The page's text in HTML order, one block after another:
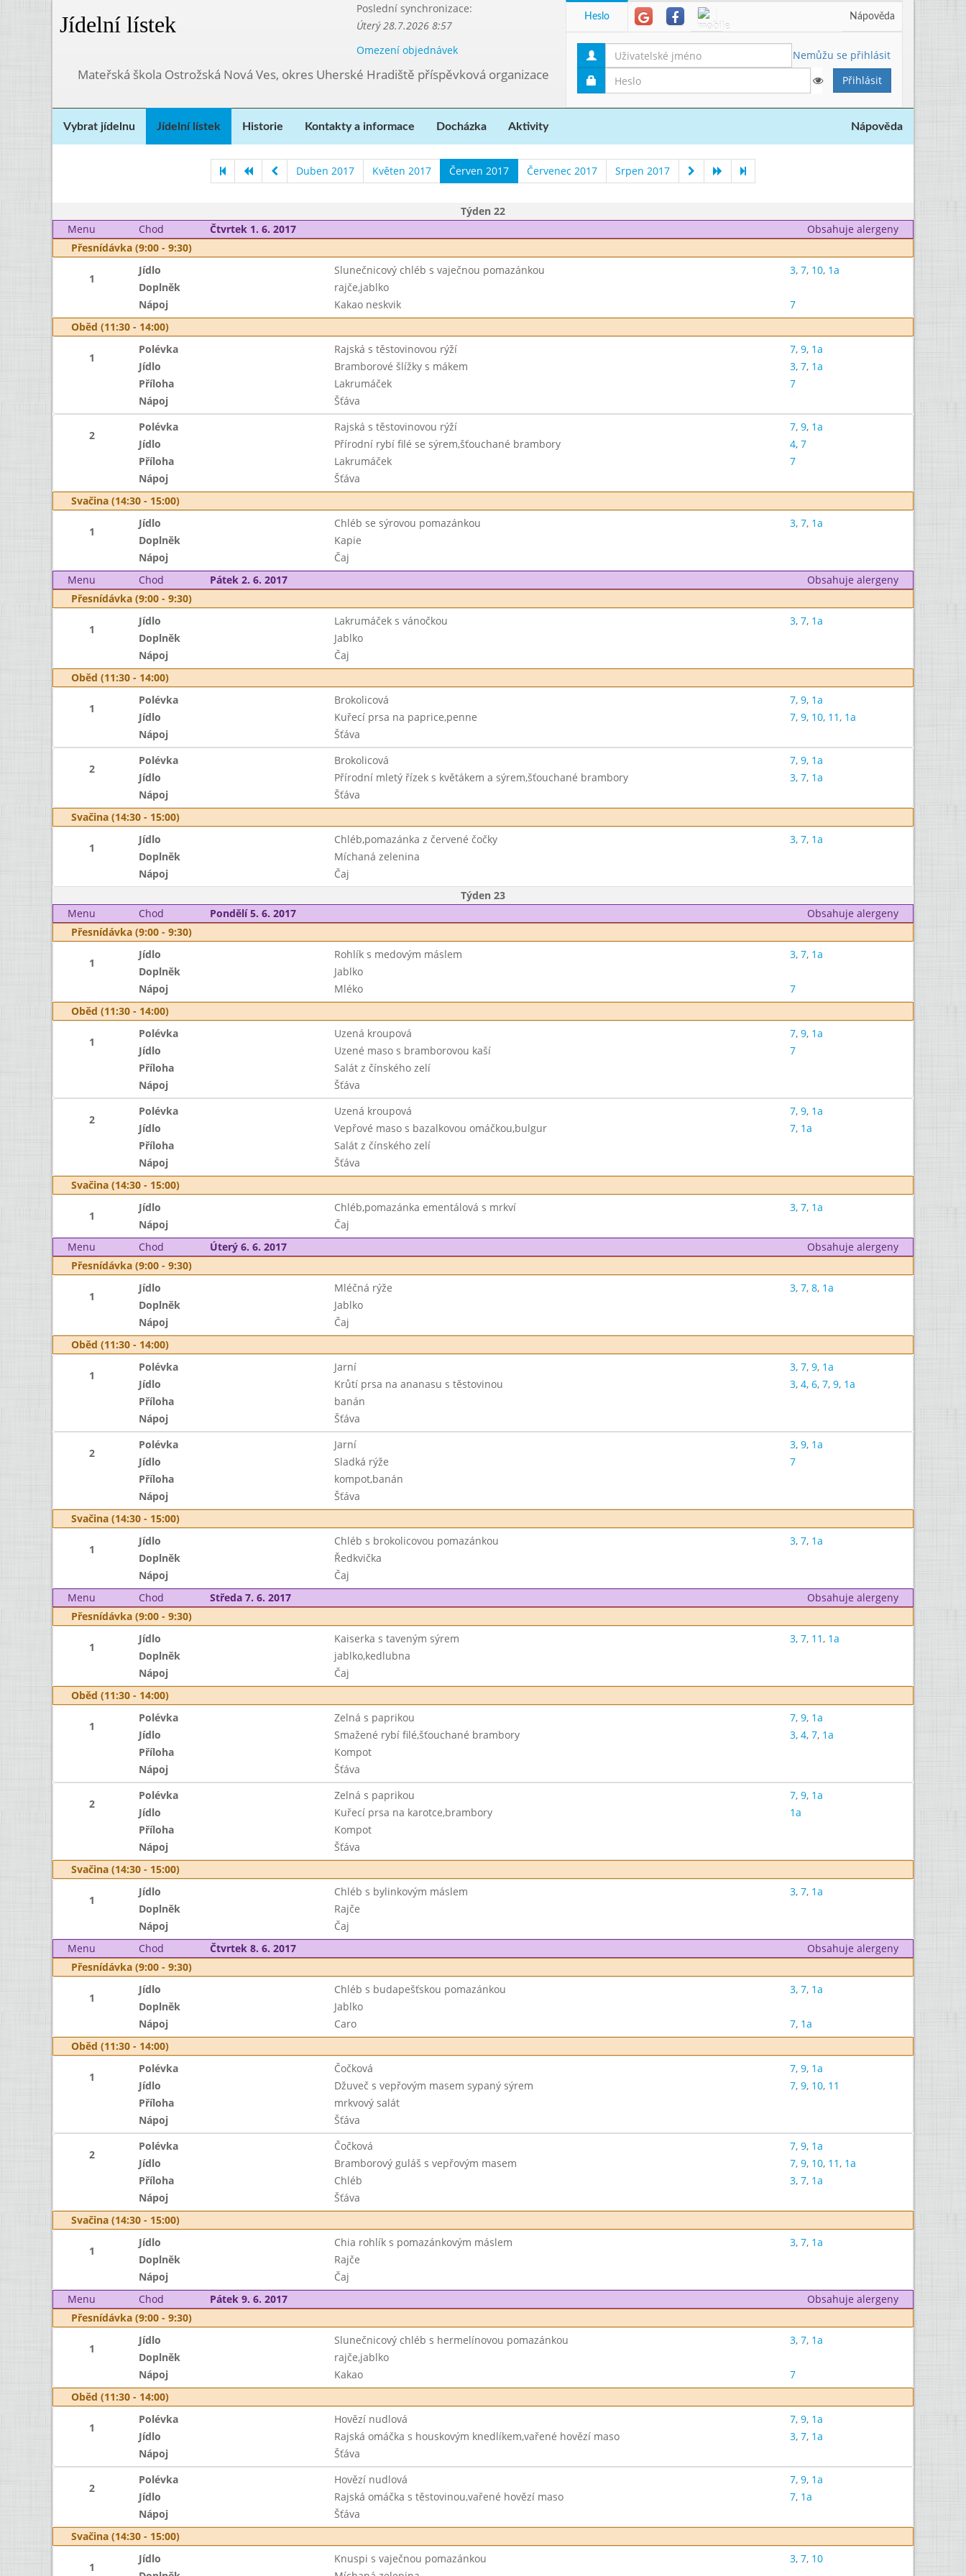
Jídelní lístek
Poslední synchronizace:
Úterý 28.7.2026 8:57
Omezení objednávek
Mateřská škola Ostrožská Nová Ves, okres Uherské Hradiště příspěvková organizace
Heslo Nápověda
Nemůžu se přihlásit
Vybrat jídelnu Jídelní lístek Historie Kontakty a informace Docházka Aktivity Nápověda
Duben 2017 Květen 2017 Červen 2017 Červenec 2017 Srpen 2017
Týden 22
Menu
Chod Čtvrtek 1. 6. 2017
Obsahuje alergeny
Přesnídávka (9:00 - 9:30)
1
Jídlo Slunečnicový chléb s vaječnou pomazánkou 3, 7, 10, 1a
Doplněk
rajče,jablko
Nápoj
Kakao neskvik
7
Oběd (11:30 - 14:00)
1
Polévka Rajská s těstovinovou rýží 7, 9, 1a
Jídlo
Bramborové šlížky s mákem 3, 7, 1a
Příloha
Lakrumáček
7
Nápoj
Šťáva
2
Polévka Rajská s těstovinovou rýží 7, 9, 1a
Jídlo
Přírodní rybí filé se sýrem,šťouchané brambory 4, 7
Příloha
Lakrumáček
7
Nápoj
Šťáva
Svačina (14:30 - 15:00)
1
Jídlo Chléb se sýrovou pomazánkou 3, 7, 1a
Doplněk
Kapie
Nápoj
Čaj
Menu
Chod Pátek 2. 6. 2017
Obsahuje alergeny
Přesnídávka (9:00 - 9:30)
1
Jídlo Lakrumáček s vánočkou 3, 7, 1a
Doplněk
Jablko
Nápoj
Čaj
Oběd (11:30 - 14:00)
1
Polévka Brokolicová 7, 9, 1a
Jídlo
Kuřecí prsa na paprice,penne 7, 9, 10, 11, 1a
Nápoj
Šťáva
2
Polévka Brokolicová 7, 9, 1a
Jídlo
Přírodní mletý řízek s květákem a sýrem,šťouchané brambory 3, 7, 1a
Nápoj
Šťáva
Svačina (14:30 - 15:00)
1
Jídlo Chléb,pomazánka z červené čočky 3, 7, 1a
Doplněk
Míchaná zelenina
Nápoj
Čaj
Týden 23
Menu
Chod Pondělí 5. 6. 2017
Obsahuje alergeny
Přesnídávka (9:00 - 9:30)
1
Jídlo Rohlík s medovým máslem 3, 7, 1a
Doplněk
Jablko
Nápoj
Mléko
7
Oběd (11:30 - 14:00)
1
Polévka Uzená kroupová 7, 9, 1a
Jídlo
Uzené maso s bramborovou kaší
7
Příloha
Salát z čínského zelí
Nápoj
Šťáva
2
Polévka Uzená kroupová 7, 9, 1a
Jídlo
Vepřové maso s bazalkovou omáčkou,bulgur 7, 1a
Příloha
Salát z čínského zelí
Nápoj
Šťáva
Svačina (14:30 - 15:00)
1
Jídlo Chléb,pomazánka ementálová s mrkví 3, 7, 1a
Nápoj
Čaj
Menu
Chod Úterý 6. 6. 2017
Obsahuje alergeny
Přesnídávka (9:00 - 9:30)
1
Jídlo Mléčná rýže 3, 7, 8, 1a
Doplněk
Jablko
Nápoj
Čaj
Oběd (11:30 - 14:00)
1
Polévka Jarní 3, 7, 9, 1a
Jídlo
Krůtí prsa na ananasu s těstovinou 3, 4, 6, 7, 9, 1a
Příloha
banán
Nápoj
Šťáva
2
Polévka Jarní 3, 9, 1a
Jídlo
Sladká rýže
7
Příloha
kompot,banán
Nápoj
Šťáva
Svačina (14:30 - 15:00)
1
Jídlo Chléb s brokolicovou pomazánkou 3, 7, 1a
Doplněk
Ředkvička
Nápoj
Čaj
Menu
Chod Středa 7. 6. 2017
Obsahuje alergeny
Přesnídávka (9:00 - 9:30)
1
Jídlo Kaiserka s taveným sýrem 3, 7, 11, 1a
Doplněk
jablko,kedlubna
Nápoj
Čaj
Oběd (11:30 - 14:00)
1
Polévka Zelná s paprikou 7, 9, 1a
Jídlo
Smažené rybí filé,šťouchané brambory 3, 4, 7, 1a
Příloha
Kompot
Nápoj
Šťáva
2
Polévka Zelná s paprikou 7, 9, 1a
Jídlo
Kuřecí prsa na karotce,brambory
1a
Příloha
Kompot
Nápoj
Šťáva
Svačina (14:30 - 15:00)
1
Jídlo Chléb s bylinkovým máslem 3, 7, 1a
Doplněk
Rajče
Nápoj
Čaj
Menu
Chod Čtvrtek 8. 6. 2017
Obsahuje alergeny
Přesnídávka (9:00 - 9:30)
1
Jídlo Chléb s budapešťskou pomazánkou 3, 7, 1a
Doplněk
Jablko
Nápoj
Caro 7, 1a
Oběd (11:30 - 14:00)
1
Polévka Čočková 7, 9, 1a
Jídlo
Džuveč s vepřovým masem sypaný sýrem 7, 9, 10, 11
Příloha
mrkvový salát
Nápoj
Šťáva
2
Polévka Čočková 7, 9, 1a
Jídlo
Bramborový guláš s vepřovým masem 7, 9, 10, 11, 1a
Příloha
Chléb 3, 7, 1a
Nápoj
Šťáva
Svačina (14:30 - 15:00)
1
Jídlo Chia rohlík s pomazánkovým máslem 3, 7, 1a
Doplněk
Rajče
Nápoj
Čaj
Menu
Chod Pátek 9. 6. 2017
Obsahuje alergeny
Přesnídávka (9:00 - 9:30)
1
Jídlo Slunečnicový chléb s hermelínovou pomazánkou 3, 7, 1a
Doplněk
rajče,jablko
Nápoj
Kakao
7
Oběd (11:30 - 14:00)
1
Polévka Hovězí nudlová 7, 9, 1a
Jídlo
Rajská omáčka s houskovým knedlíkem,vařené hovězí maso 3, 7, 1a
Nápoj
Šťáva
2
Polévka Hovězí nudlová 7, 9, 1a
Jídlo
Rajská omáčka s těstovinou,vařené hovězí maso 7, 1a
Nápoj
Šťáva
Svačina (14:30 - 15:00)
1
Jídlo Knuspi s vaječnou pomazánkou 3, 7, 10